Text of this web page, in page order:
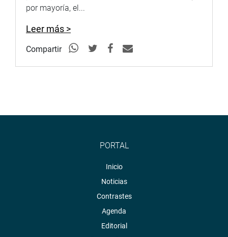
por mayoría, el...
Leer más >
Compartir
PORTAL
Inicio
Noticias
Contrastes
Agenda
Editorial